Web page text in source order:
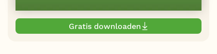
Gratis downloaden